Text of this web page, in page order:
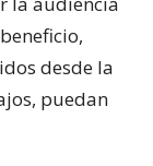
desde la
puedan